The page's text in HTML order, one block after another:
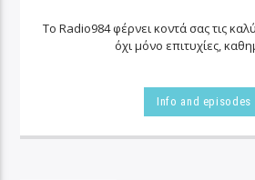
Το Radio984 φέρνει κοντά σας τις
όχι μόνο επιτυχίες,
Info and episodes